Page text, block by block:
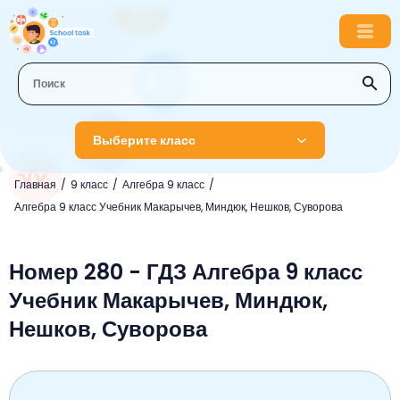
Выберите класс
Главная 9 класс
Алгебра 9 класс
Алгебра 9 класс Учебник Макарычев, Миндюк, Нешков, Суворова
1 класс
Русский язык
Литературное чтение
Окружающий мир
Математика
Математика
Английский язык
Информатика
Литературное чтение
3 класс
Музыка
Окружающий мир
4 класс
Английский язык
5 класс
Номер 280 - ГДЗ Алгебра 9 класс
Учебник Макарычев, Миндюк,
Нешков, Суворова